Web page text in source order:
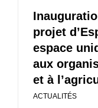
projet
espace
aux
et à
ACTUALITÉS